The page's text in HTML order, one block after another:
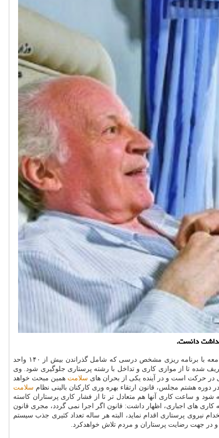
دانست.
، اظهار داشت: هر رشته ای كه تولید می گردد طبق نیاز جامعه با برنامه ریزی مشخص درسی كه شامل گذراندن بیش از ۱۴۰ واحد
شده تا از موازی كاری و تداخل با رشته پرستاری جلوگیری شود. وی
حركت است و در آینده یكی از بحران های سلامت همین مبحث خواهد
دوره هشتم مجلس، قانون ارتقاء بهره وری كاركنان بالینی نظام سلامت
كردیم كه در آن قانون مقرر شد، حقوق پرستاران شیفت شب ۲ برابر و شیفت پس از ظهر ۱.۵ برابر محاسبه شود و ساعت كاری آنها هم متعادل تر تا از فشار كاری پرستاران كاسته
های اجباری، اظهار داشت: قانون اگر اجرا نمی گردد، مجری قانون
نیروی پرستاری اقدام نماید، البته هر ساله تعداد كثیری جذب سیستم
جهت رضایت پرستاران و مردم تلاش خواهدكرد.